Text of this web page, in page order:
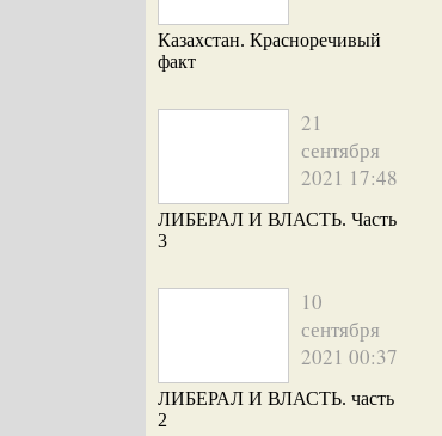
Казахстан. Красноречивый
факт
21
сентября
2021 17:48
ЛИБЕРАЛ И ВЛАСТЬ. Часть
3
10
сентября
2021 00:37
ЛИБЕРАЛ И ВЛАСТЬ. часть
2